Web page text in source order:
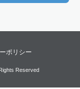
ポリシー
Reserved